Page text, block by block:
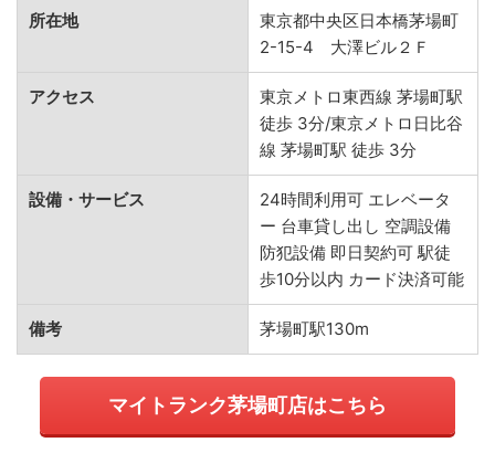
所在地
東京都中央区日本橋茅場町
2-15-4 大澤ビル２Ｆ
アクセス
東京メトロ東西線 茅場町駅
徒歩 3分/東京メトロ日比谷
線 茅場町駅 徒歩 3分
設備・サービス
24時間利用可 エレベータ
ー 台車貸し出し 空調設備
防犯設備 即日契約可 駅徒
歩10分以内 カード決済可能
備考 茅場町駅130m
マイトランク茅場町店はこちら